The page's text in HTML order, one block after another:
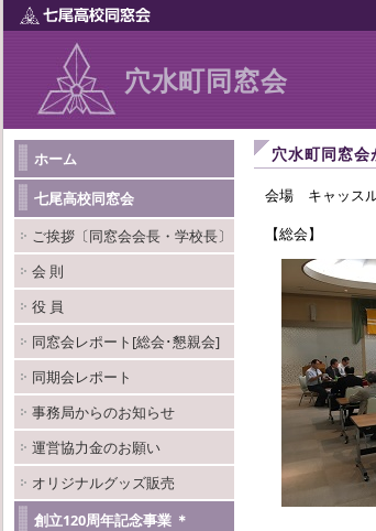
穴水町同窓会
ホーム
七尾高校同窓会
ご挨拶〔同窓会会長・学校長〕
会 則
役 員
同窓会レポート[総会･懇親会]
同期会レポート
事務局からのお知らせ
運営協力金のお願い
オリジナルグッズ販売
創立120周年記念事業 ＊
穴水町同窓
会場 キャッスル
【総会】